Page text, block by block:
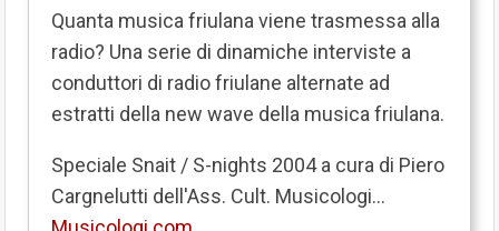
Quanta musica friulana viene trasmessa alla
radio? Una serie di dinamiche interviste a
conduttori di radio friulane alternate ad
estratti della new wave della musica friulana.
Speciale Snait / S-nights 2004 a cura di Piero
Cargnelutti dell'Ass. Cult. Musicologi...